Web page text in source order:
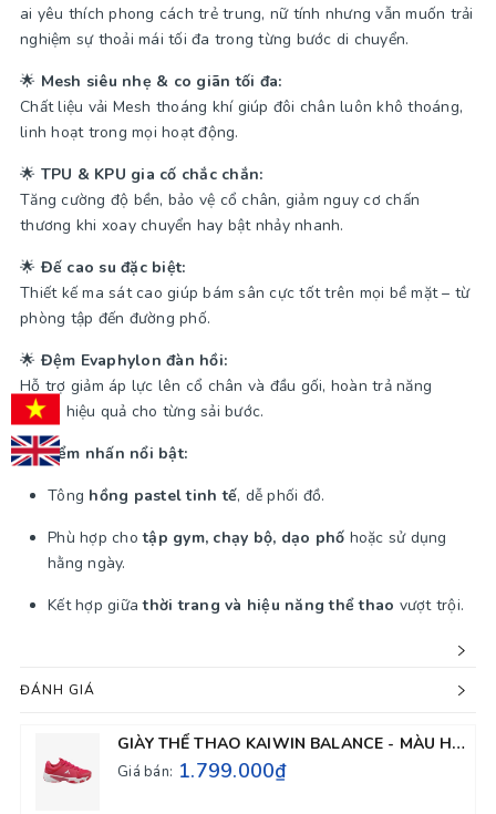
ai yêu thích phong cách trẻ trung, nữ tính nhưng vẫn muốn trải
nghiệm sự thoải mái tối đa trong từng bước di chuyển.
🌟 Mesh siêu nhẹ & co giãn tối đa:
Chất liệu vải Mesh thoáng khí giúp đôi chân luôn khô thoáng,
linh hoạt trong mọi hoạt động.
🌟 TPU & KPU gia cố chắc chắn:
Tăng cường độ bền, bảo vệ cổ chân, giảm nguy cơ chấn
thương khi xoay chuyển hay bật nhảy nhanh.
🌟 Đế cao su đặc biệt:
Thiết kế ma sát cao giúp bám sân cực tốt trên mọi bề mặt – từ
phòng tập đến đường phố.
🌟 Đệm Evaphylon đàn hồi:
Hỗ trợ giảm áp lực lên cổ chân và đầu gối, hoàn trả năng
lượng hiệu quả cho từng sải bước.
💖Điểm nhấn nổi bật:
Tông hồng pastel tinh tế, dễ phối đồ.
Phù hợp chotập gym, chạy bộ, dạo phố hoặc sử dụng
hằng ngày.
Kết hợp giữathời trang và hiệu năng thể thao vượt trội.
ĐÁNH GIÁ
GIÀY THỂ THAO KAIWIN BALANCE - MÀU HỒNG
Giá bán: 1.799.000₫